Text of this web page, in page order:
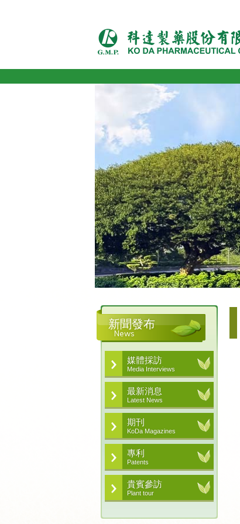
新聞發布
News
媒體採訪
Media Interviews
最新消息
Latest News
期刊
KoDa Magazines
專利
Patents
貴賓參訪
Plant tour